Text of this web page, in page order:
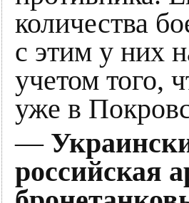
количества
с этим у них
учетом того,
уже в
—
российская